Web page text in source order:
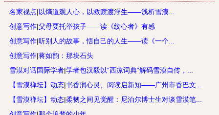
名家视点|以熵道观人心，以救赎渡浮生——浅析雪漠...
创意写作|父母要托举孩子——读《纹心者》有感
创意写作|听别人的故事，悟自己的人生——读《一个...
创意写作|蒋如韵：那块石头
雪漠对话国际学者|学者包汉毅以“西凉词典”解码雪漠自传，...
【雪漠禅坛】动态|书香润心灵、阅读启新知——广州市香巴文...
【雪漠禅坛】动态|柔韧之间见觉醒：尼泊尔博士生对谈雪漠笔...